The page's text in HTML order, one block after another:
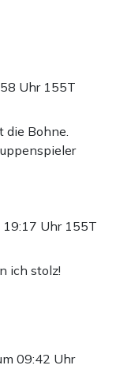
Uhr 155T
die Bohne.
19:17 Uhr 155T
ich stolz!
09:42 Uhr